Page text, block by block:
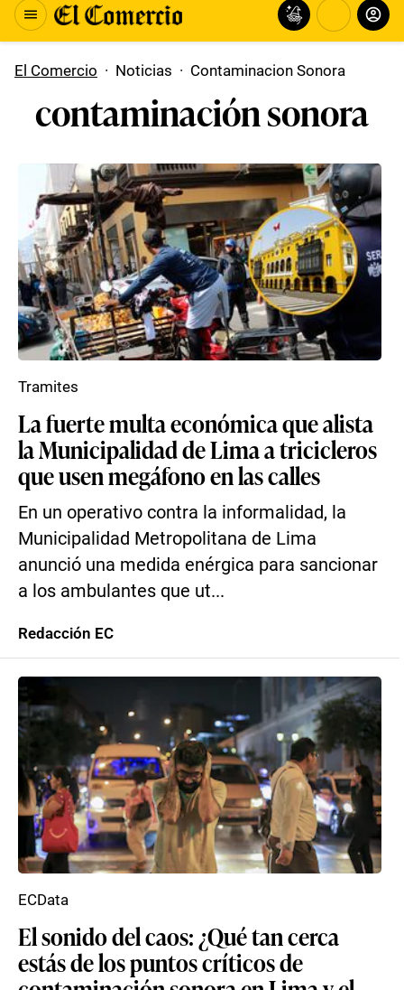
El Comercio · Noticias · Contaminacion Sonora
contaminación sonora
La fuerte multa económica que alista
la Municipalidad de Lima a tricicleros
que usen megáfono en las calles
En un operativo contra la informalidad, la
Municipalidad Metropolitana de Lima
anunció una medida enérgica para sancionar
a los ambulantes que ut...
Tramites
Redacción EC
El sonido del caos: ¿Qué tan cerca
estás de los puntos críticos de
ECData